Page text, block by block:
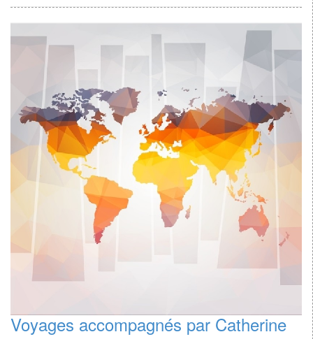
Voyages accompagnés par Catherine